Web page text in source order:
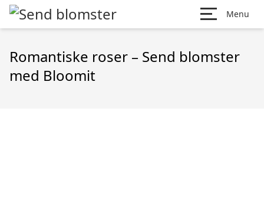
Menu
Romantiske roser – Send blomster
med Bloomit